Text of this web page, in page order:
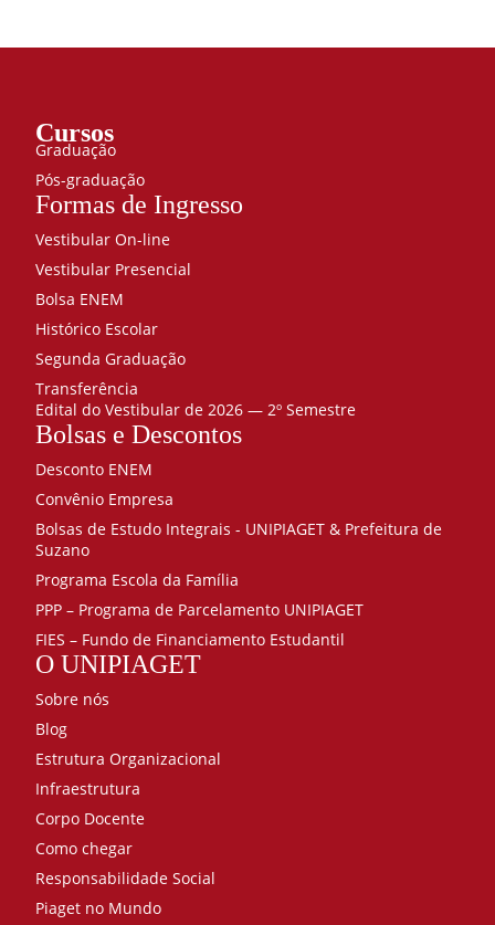
Cursos
Graduação
Pós-graduação
Formas de Ingresso
Vestibular On-line
Vestibular Presencial
Bolsa ENEM
Histórico Escolar
Segunda Graduação
Transferência
Edital do Vestibular de 2026 — 2º Semestre
Bolsas e Descontos
Desconto ENEM
Convênio Empresa
Bolsas de Estudo Integrais - UNIPIAGET & Prefeitura de
Suzano
Programa Escola da Família
PPP – Programa de Parcelamento UNIPIAGET
FIES – Fundo de Financiamento Estudantil
O UNIPIAGET
Sobre nós
Blog
Estrutura Organizacional
Infraestrutura
Corpo Docente
Como chegar
Responsabilidade Social
Piaget no Mundo